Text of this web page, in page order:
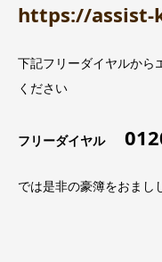
https://
下記フリーダイヤルから
ください
フリーダイヤル
では是非の豪簿をおまし